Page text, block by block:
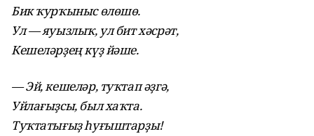
Бик ҡурҡыныс өлөшө.
Ул — яуызлыҡ, ул бит хәсрәт,
Кешеләрҙең күҙ йәше.
— Эй, кешеләр, туҡтап әҙгә,
Уйлағыҙсы, был хаҡта.
Туҡтатығыҙ һуғыштарҙы!